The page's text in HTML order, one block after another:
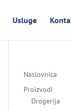
Usluge
Naslovnica
Proizvodi
Drogerija